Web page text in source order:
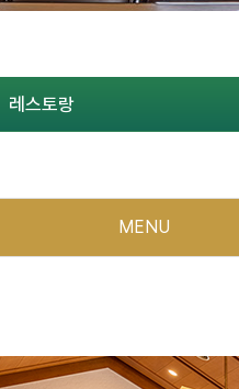
레스토랑
MENU